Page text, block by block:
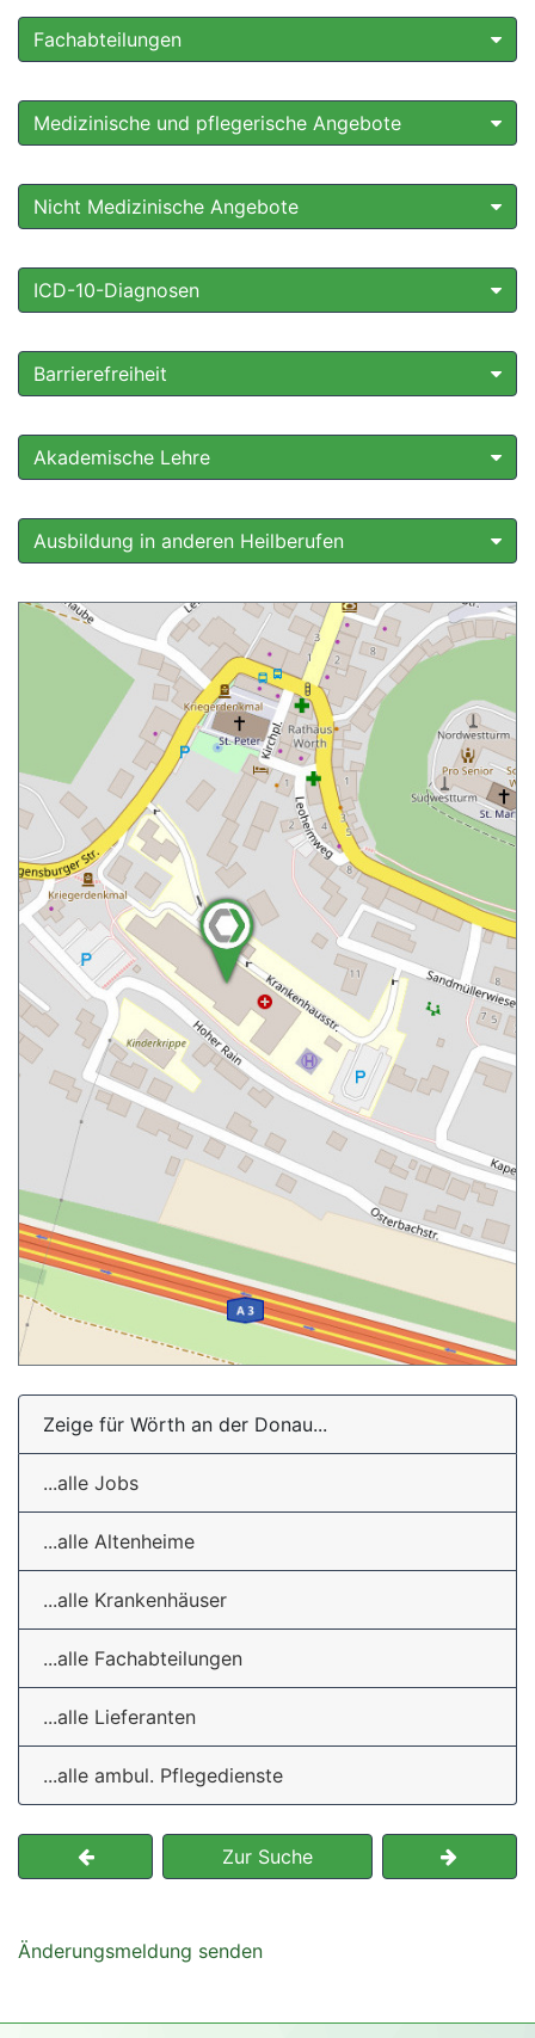
Fachabteilungen
Medizinische und pflegerische Angebote
Nicht Medizinische Angebote
ICD-10-Diagnosen
Barrierefreiheit
Akademische Lehre
Ausbildung in anderen Heilberufen
Zeige für Wörth an der Donau...
...alle Jobs
...alle Altenheime
...alle Krankenhäuser
...alle Fachabteilungen
...alle Lieferanten
...alle ambul. Pflegedienste
Zur Suche
Änderungsmeldung senden